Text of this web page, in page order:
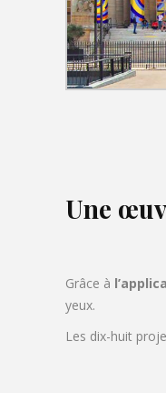
Une
Grâce à
yeux.
Les dix-huit